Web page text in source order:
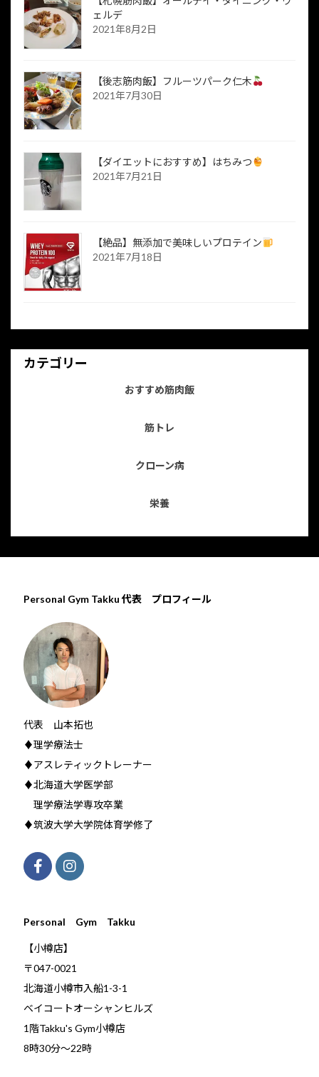
ェルデ
2021年8月2日
【後志筋肉飯】フルーツパーク仁木
2021年7月30日
【ダイエットにおすすめ】はちみつ
2021年7月21日
【絶品】無添加で美味しいプロテイン
2021年7月18日
カテゴリー
おすすめ筋肉飯
筋トレ
クローン病
栄養
Personal Gym Takku 代表 プロフィール
代表 山本拓也
♦理学療法士
♦アスレティックトレーナー
♦北海道大学医学部
理学療法学専攻卒業
♦筑波大学大学院体育学修了
Personal Gym Takku
【小樽店】
〒047-0021
北海道小樽市入船1-3-1
ベイコートオーシャンヒルズ
1階Takku's Gym小樽店
​8時30分～22時